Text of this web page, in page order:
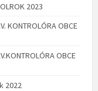
2023
KONTROLÓRA OBCE
OBCE
2022